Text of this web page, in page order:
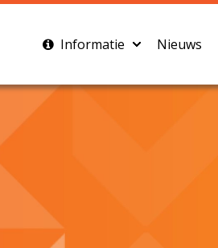
Informatie Nieuws